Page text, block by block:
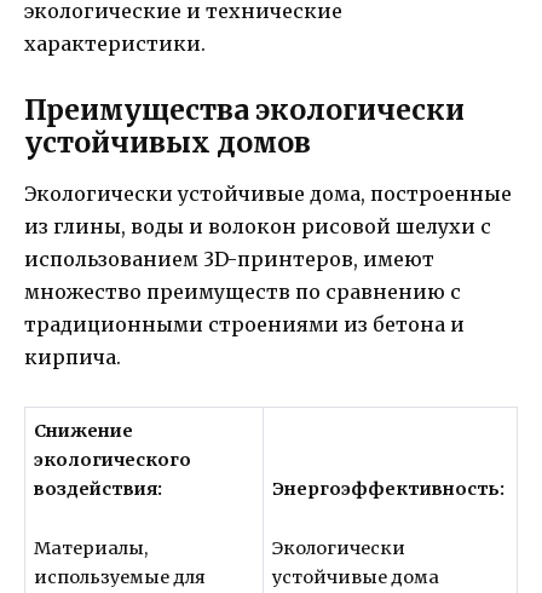
экологические и технические
характеристики.
Преимущества экологически
устойчивых домов
Экологически устойчивые дома, построенные
из глины, воды и волокон рисовой шелухи с
использованием 3D-принтеров, имеют
множество преимуществ по сравнению с
традиционными строениями из бетона и
кирпича.
Снижение
экологического
воздействия:
Материалы,
используемые для
Энергоэффективность:
Экологически
устойчивые дома